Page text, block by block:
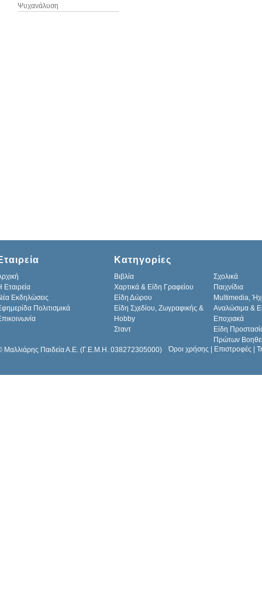
Ψυχανάλυση
Εταιρεία
Εκδηλώσεις
Πολιτισμικά
Κατηγορίες
Βιβλία
Σχολικά
Χαρτικά & Είδη Γραφείου
Παιχνίδια
Είδη Δώρου
Multimedia,
Είδη Σχεδίου, Ζωγραφικής &
Hobby
Αναλώσιμα &
Εποχιακά
Σταντ
Είδη
Πρώτων
Μαλλιάρης Παιδεία Α.Ε. (Γ.Ε.Μ.Η. 038272305000)
Όροι χρήσης Επιστροφές